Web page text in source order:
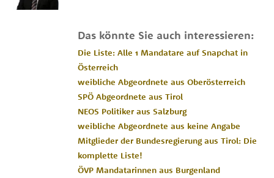
Das könnte Sie auch interessieren:
Die Liste: Alle 1 Mandatare auf Snapchat in
Österreich
weibliche Abgeordnete aus Oberösterreich
SPÖ Abgeordnete aus Tirol
NEOS Politiker aus Salzburg
weibliche Abgeordnete aus keine Angabe
Mitglieder der Bundesregierung aus Tirol: Die
komplette Liste!
ÖVP Mandatarinnen aus Burgenland